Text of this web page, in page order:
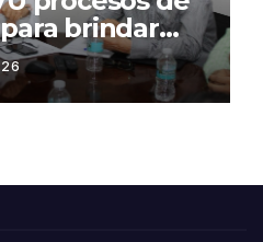
brindar
a más